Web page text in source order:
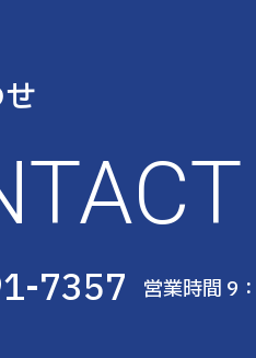
7357 営業時間 9